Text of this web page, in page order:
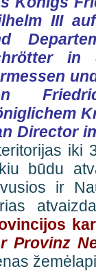
III
in
Director
iki
būdu
ir
Provinz